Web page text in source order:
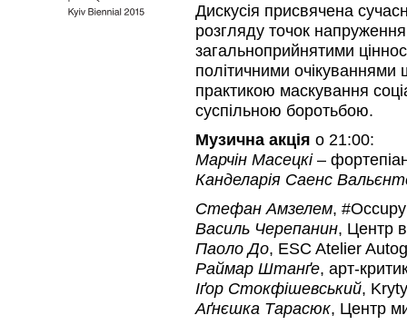
Дискусія присвячена
розгляду точок
загальноприйнятими
політичними очікуваннями
практикою маскування
суспільною боротьбою.
Музична акція о 21:00:
Марчін Масецкі–
Канделарія Саенс
Стефан Амзелем,
Василь Черепанин, Центр
Паоло До, ESC Atelier
Раймар Штанґе, арт-
Іґор Стокфішевський,
Аґнєшка Тарасюк, Центр